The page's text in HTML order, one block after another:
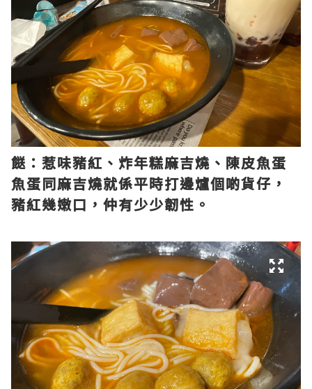
餸：惹味豬紅、炸年糕麻吉燒、陳皮魚蛋
魚蛋同麻吉燒就係平時打邊爐個啲貨仔，
豬紅幾嫩口，仲有少少韌性。